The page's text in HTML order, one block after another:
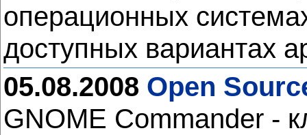
операционных
доступных вариантах
05.08.2008 Open
GNOME Commander -